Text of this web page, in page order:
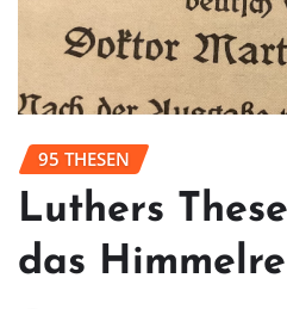
95 THESEN
Luthers
das